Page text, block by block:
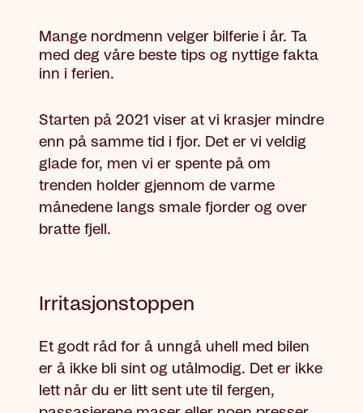
Mange nordmenn velger bilferie i år. Ta
med deg våre beste tips og nyttige fakta
inn i ferien.
Starten på 2021 viser at vi krasjer mindre
enn på samme tid i fjor. Det er vi veldig
glade for, men vi er spente på om
trenden holder gjennom de varme
månedene langs smale fjorder og over
bratte fjell.
Irritasjonstoppen
Et godt råd for å unngå uhell med bilen
er å ikke bli sint og utålmodig. Det er ikke
lett når du er litt sent ute til fergen,